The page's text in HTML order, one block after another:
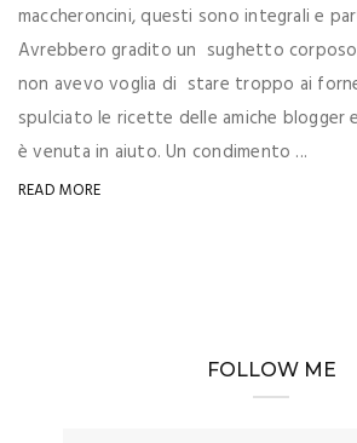
maccheroncini, questi sono integrali e
Avrebbero gradito un sughetto corposo,
non avevo voglia di stare troppo ai
spulciato le ricette delle amiche blogger
è venuta in aiuto. Un condimento ...
READ MORE
FOLLOW ME